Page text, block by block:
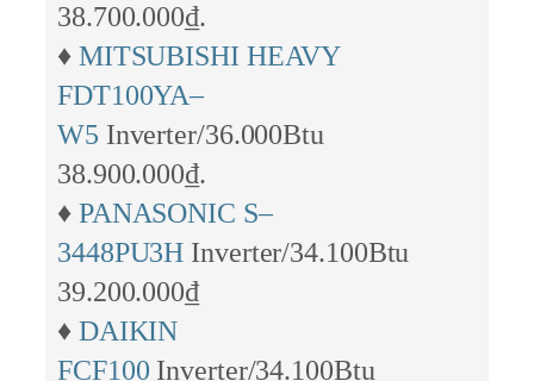
38.700.000₫.
♦ MITSUBISHI HEAVY
FDT100YA–
W5 Inverter/36.000Btu
38.900.000₫.
♦ PANASONIC S–
3448PU3H Inverter/34.100Btu
39.200.000₫
♦ DAIKIN
FCF100 Inverter/34.100Btu